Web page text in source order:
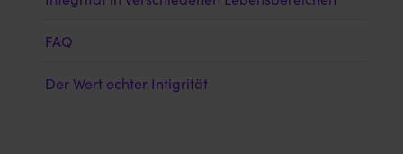
FAQ
Der Wert echter Intigrität